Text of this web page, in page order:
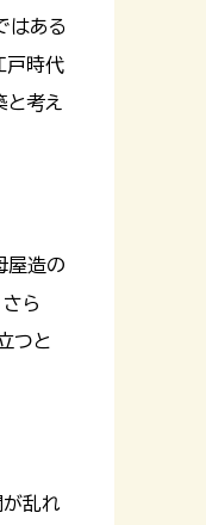
はある
戸時代
考え
屋造の
ら
つと
乱れ